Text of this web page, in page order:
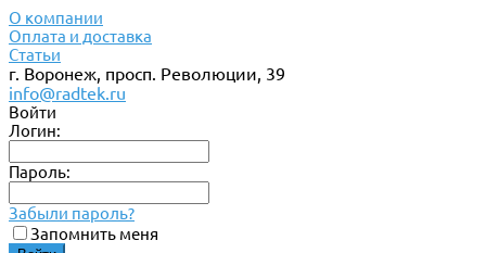
О компании
Оплата и доставка
Статьи
г. Воронеж, просп. Революции, 39
info@radtek.ru
Войти
Логин:
Пароль:
Забыли пароль?
Запомнить меня